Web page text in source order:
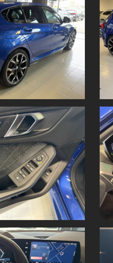
e sconto rottamazione!
il nostro sito
Panorama.
i dati tecnici e gli